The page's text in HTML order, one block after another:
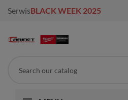
SerwisBLACK WEEK 2025